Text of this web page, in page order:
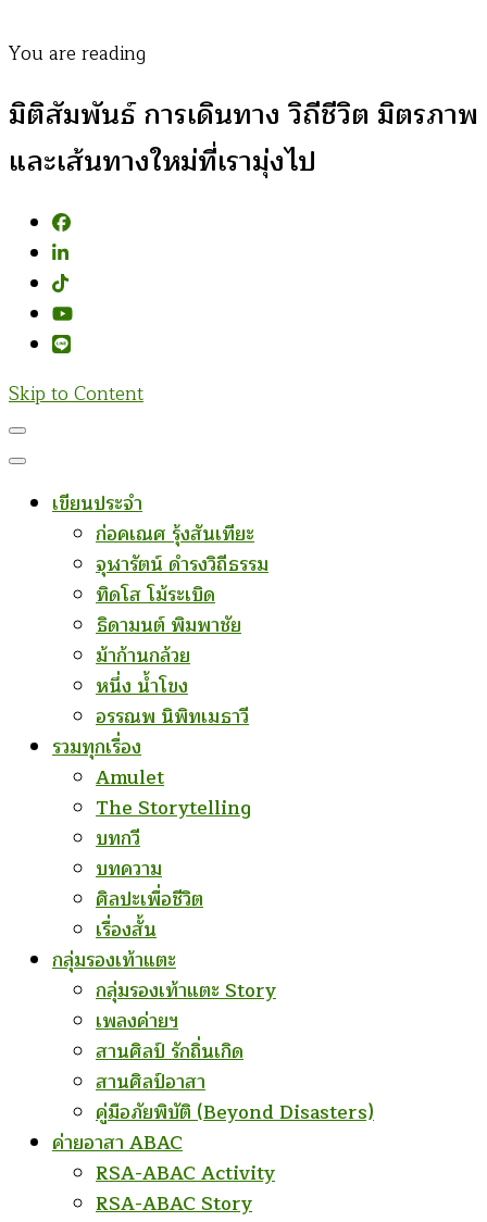
You are reading
มิติสัมพันธ์ การเดินทาง วิถีชีวิต มิตรภาพ
และเส้นทางใหม่ที่เรามุ่งไป
Skip to Content
เขียนประจำ
ก่อคเณศ รุ้งสันเทียะ
จุฬารัตน์ ดำรงวิถีธรรม
ทิดโส โม้ระเบิด
ธิดามนต์ พิมพาชัย
ม้าก้านกล้วย
หนึ่ง น้ำโขง
อรรณพ นิพิทเมธาวี
รวมทุกเรื่อง
Amulet
The Storytelling
บทกวี
บทความ
ศิลปะเพื่อชีวิต
เรื่องสั้น
กลุ่มรองเท้าแตะ
กลุ่มรองเท้าแตะ Story
เพลงค่ายฯ
สานศิลป์ รักถิ่นเกิด
สานศิลป์อาสา
คู่มือภัยพิบัติ (Beyond Disasters)
ค่ายอาสา ABAC
RSA-ABAC Activity
RSA-ABAC Story